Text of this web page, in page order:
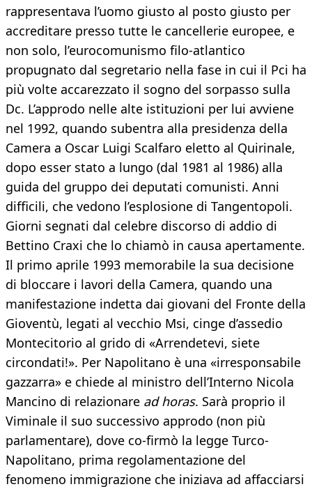
rappresentava l’uomo giusto al posto giusto per
accreditare presso tutte le cancellerie europee, e
non solo, l’eurocomunismo filo-atlantico
propugnato dal segretario nella fase in cui il Pci ha
più volte accarezzato il sogno del sorpasso sulla
Dc. L’approdo nelle alte istituzioni per lui avviene
nel 1992, quando subentra alla presidenza della
Camera a Oscar Luigi Scalfaro eletto al Quirinale,
dopo esser stato a lungo (dal 1981 al 1986) alla
guida del gruppo dei deputati comunisti. Anni
difficili, che vedono l’esplosione di Tangentopoli.
Giorni segnati dal celebre discorso di addio di
Bettino Craxi che lo chiamò in causa apertamente.
Il primo aprile 1993 memorabile la sua decisione
di bloccare i lavori della Camera, quando una
manifestazione indetta dai giovani del Fronte della
Gioventù, legati al vecchio Msi, cinge d’assedio
Montecitorio al grido di «Arrendetevi, siete
circondati!». Per Napolitano è una «irresponsabile
gazzarra» e chiede al ministro dell’Interno Nicola
Mancino di relazionare ad horas. Sarà proprio il
Viminale il suo successivo approdo (non più
parlamentare), dove co-firmò la legge Turco-
Napolitano, prima regolamentazione del
fenomeno immigrazione che iniziava ad affacciarsi